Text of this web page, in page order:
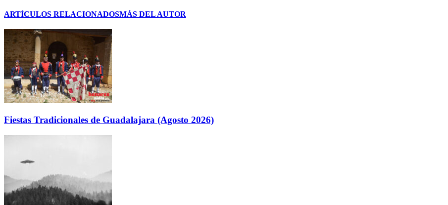
ARTÍCULOS RELACIONADOSMÁS DEL AUTOR
Fiestas Tradicionales de Guadalajara (Agosto 2026)